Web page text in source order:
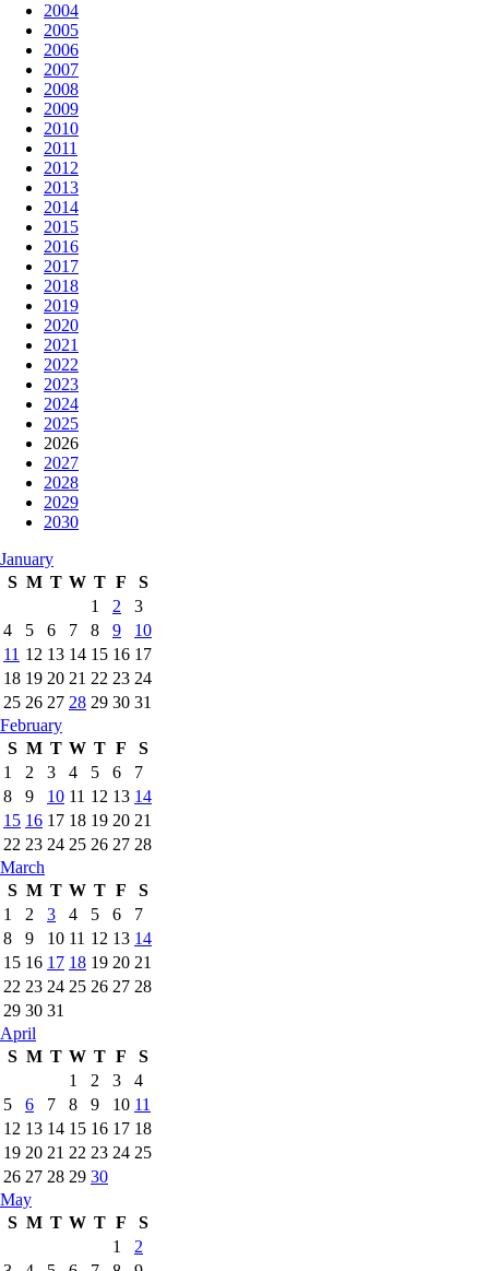
2004
2005
2006
2007
2008
2009
2010
2011
2012
2013
2014
2015
2016
2017
2018
2019
2020
2021
2022
2023
2024
2025
2026
2027
2028
2029
2030
January
S M T W T F
S
1
2
3
4
5 6 7 8 9
10
11 12 13 14 15 16 17
18 19 20 21 22 23 24
25 26 27 28 29 30 31
February
S M T W T F
S
1
2 3 4 5 6
7
8
9 10 11 12 13 14
15 16 17 18 19 20 21
22 23 24 25 26 27 28
March
S M T W T F
S
1
2 3 4 5 6
7
8
9 10 11 12 13 14
15 16 17 18 19 20 21
22 23 24 25 26 27 28
29 30 31
April
S M T W T F
S
1
2 3
4
5
6 7 8 9 10 11
12 13 14 15 16 17 18
19 20 21 22 23 24 25
26 27 28 29 30
May
S M T W T F
S
1
2